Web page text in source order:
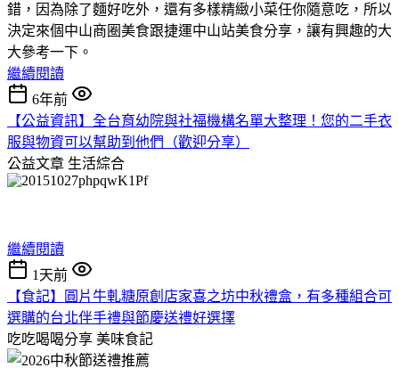
錯，因為除了麵好吃外，還有多樣精緻小菜任你隨意吃，所以
決定來個中山商圈美食跟捷運中山站美食分享，讓有興趣的大
大參考一下。
繼續閱讀
6年前
【公益資訊】全台育幼院與社福機構名單大整理！您的二手衣
服與物資可以幫助到他們（歡迎分享）
公益文章 生活綜合
繼續閱讀
1天前
【食記】圓片牛軋糖原創店家喜之坊中秋禮盒，有多種組合可
選購的台北伴手禮與節慶送禮好選擇
吃吃喝喝分享 美味食記